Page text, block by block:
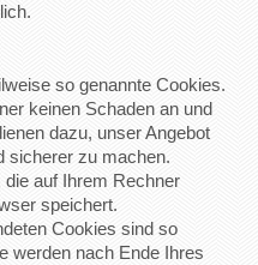
so genannte Cookies.
keinen Schaden an und
dazu, unser Angebot
sicherer zu machen.
auf Ihrem Rechner
speichert.
Cookies sind so
werden nach Ende Ihres